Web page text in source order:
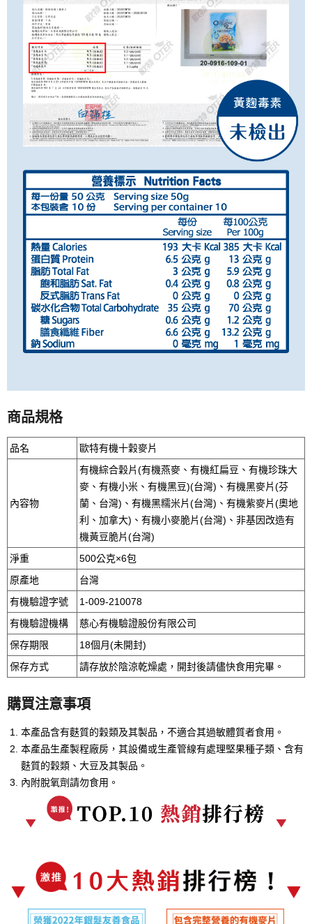
商品規格
品名 歐特有機十穀麥片
內容物
有機綜合穀片(有機燕麥、有機紅扁豆、有機珍珠大
麥、有機小米、有機黑豆)(台灣)、有機黑麥片(芬
蘭、台灣)、有機黑糯米片(台灣)、有機紫麥片(奧地
利、加拿大)、有機小麥脆片(台灣)、非基因改造有
機黃豆脆片(台灣)
淨重
500公克×6包
原產地
台灣
有機驗證字號
1-009-210078
有機驗證機構
慈心有機驗證股份有限公司
保存期限
18個月(未開封)
保存方式
請存放於陰涼乾燥處，開封後請儘快食用完畢。
購買注意事項
本產品含有麩質的穀類及其製品，不適合其過敏體質者食用。
本產品生產製程廠房，其設備或生產管線有處理堅果種子類、含有
麩質的穀類、大豆及其製品。
內附脫氧劑請勿食用。